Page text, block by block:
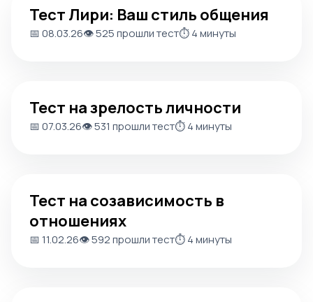
Тест Лири: Ваш стиль общения
📅 08.03.26👁️ 525 прошли тест⏱️ 4 минуты
Тест на зрелость личности
📅 07.03.26👁️ 531 прошли тест⏱️ 4 минуты
Тест на созависимость в
отношениях
📅 11.02.26👁️ 592 прошли тест⏱️ 4 минуты